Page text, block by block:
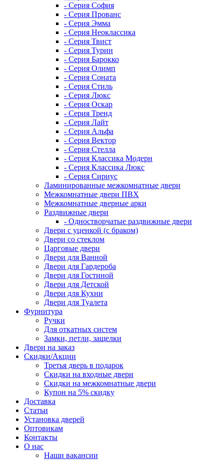
- Серия София
- Серия Прованс
- Серия Эмма
- Серия Неоклассика
- Серия Твист
- Серия Турин
- Серия Барокко
- Серия Олимп
- Серия Соната
- Серия Стиль
- Серия Люкс
- Серия Оскар
- Серия Тренд
- Серия Лайт
- Серия Альфа
- Серия Вектор
- Серия Стелла
- Серия Классика Модерн
- Серия Классика Люкс
- Серия Сириус
Ламинированные межкомнатные двери
Межкомнатные двери ПВХ
Межкомнатные дверные арки
Раздвижные двери
- Одностворчатые раздвижные двери
Двери с уценкой (с браком)
Двери со стеклом
Царговые двери
Двери для Ванной
Двери для Гардероба
Двери для Гостиной
Двери для Детской
Двери для Кухни
Двери для Туалета
Фурнитура
Ручки
Для откатных систем
Замки, петли, защелки
Двери на заказ
Скидки/Акции
Третья дверь в подарок
Скидки на входные двери
Скидки на межкомнатные двери
Купон на 5% скидку
Доставка
Статьи
Установка дверей
Оптовикам
Контакты
О нас
Наши вакансии